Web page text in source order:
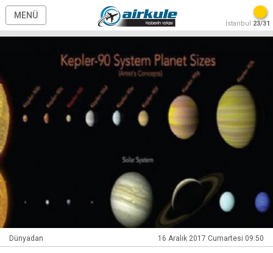
MENÜ
İstanbul 23/31
Dünyadan 16 Aralık 2017 Cumartesi 09:50